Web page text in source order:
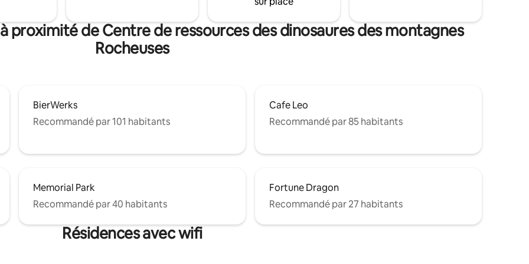
proximité de Centre de ressources des dinosaures des montagnes
Rocheuses
BierWerks
Recommandé par 101 habitants
Cafe Leo
Recommandé par 85 habitants
Memorial Park
Recommandé par 40 habitants
Fortune Dragon
Recommandé par 27 habitants
Résidences avec wifi